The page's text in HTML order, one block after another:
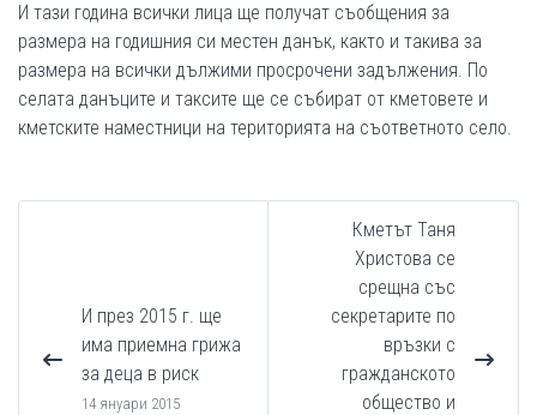
И тази година всички лица ще получат съобщения за
размера на годишния си местен данък, както и такива за
размера на всички дължими просрочени задължения. По
селата данъците и таксите ще се събират от кметовете и
кметските наместници на територията на съответното село.
И през 2015 г. ще
има приемна грижа
за деца в риск
14 януари 2015
Кметът Таня
Христова се
срещна със
секретарите по
връзки с
гражданското
общество и